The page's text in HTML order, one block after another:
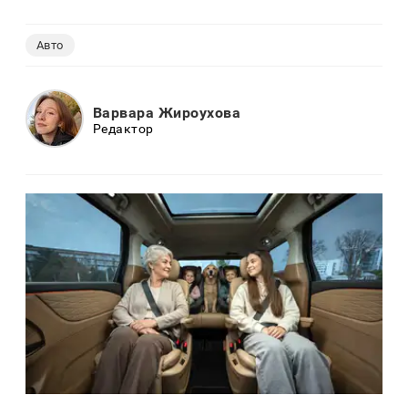
Авто
Варвара Жироухова
Редактор